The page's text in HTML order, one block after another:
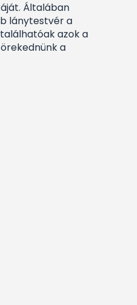
Általában
lánytestvér a
azok a
a